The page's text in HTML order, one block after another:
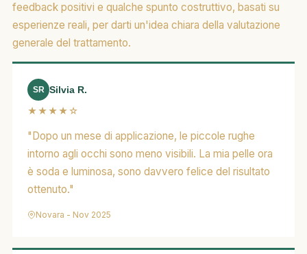
feedback positivi e qualche spunto costruttivo, basati su
esperienze reali, per darti un'idea chiara della valutazione
generale del trattamento.
SR Silvia R.
★★★★☆
"Dopo un mese di applicazione, le piccole rughe
intorno agli occhi sono meno visibili. La mia pelle ora
è soda e luminosa, sono davvero felice del risultato
ottenuto."
Novara - Nov 2025